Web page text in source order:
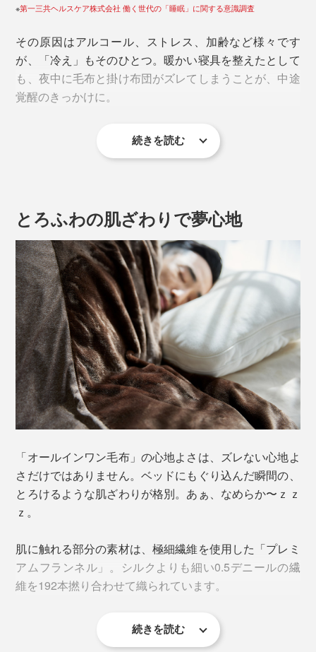
※第一三共ヘルスケア株式会社 働く世代の「睡眠」に関する意識調査
その原因はアルコール、ストレス、加齢など様々です
が、「冷え」もそのひとつ。暖かい寝具を整えたとして
も、夜中に毛布と掛け布団がズレてしまうことが、中途
覚醒のきっかけに。
「オールインワン毛布」は、この悩みを解決する救世
主。ただの１枚毛布ではなく、中に掛け布団を入れられ
る構造で、それ自体にも中わたを入れた、新ジャンルの
寝具。いわば、「毛布つき掛け布団 兼 掛け布団カバ
ー」です。
け布団を入れずに単体でも使えるから、秋〜冬〜春と３
シーズン活躍。
続きを読む
とろふわの肌ざわりで夢心地
「オールインワン毛布」の心地よさは、ズレない心地よ
さだけではありません。ベッドにもぐり込んだ瞬間の、
とろけるような肌ざわりが格別。あぁ、なめらか〜ｚｚ
ｚ。
肌に触れる部分の素材は、極細繊維を使用した「プレミ
アムフランネル」。シルクよりも細い0.5デニールの繊
維を192本撚り合わせて織られています。
続きを読む